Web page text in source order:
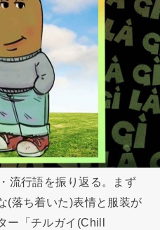
流行語を振り返る。まず
(落ち着いた)表情と服装が
ー「チルガイ(Chill